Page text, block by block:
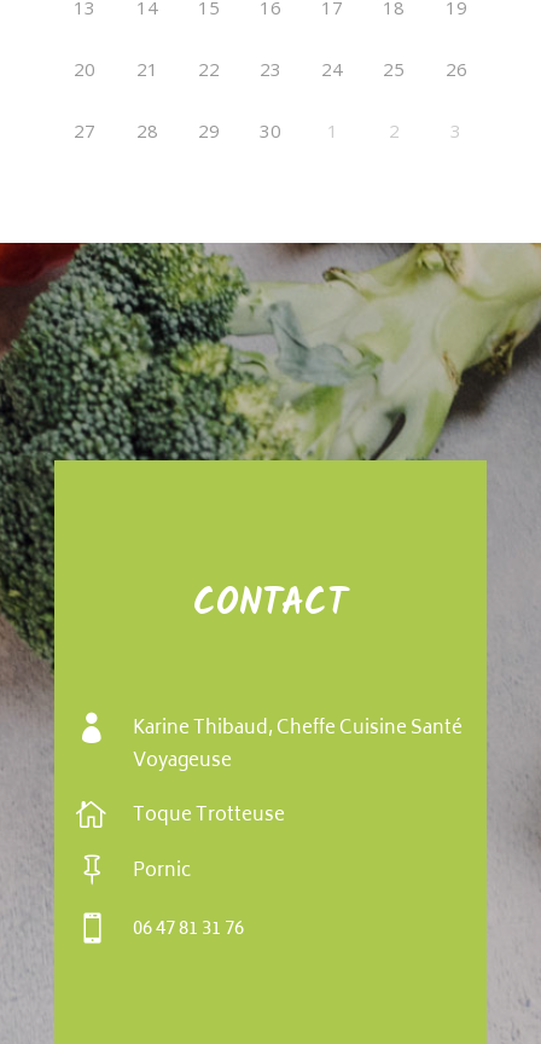
13 14 15 16 17 18 19
20 21 22 23 24 25 26
27 28 29 30 1 2 3
CONTACT

Karine Thibaud, Cheffe Cuisine Santé
Voyageuse
 Toque Trotteuse
 Pornic
 06 47 81 31 76